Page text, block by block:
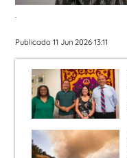
.
Publicado 11 Jun 2026 13:11